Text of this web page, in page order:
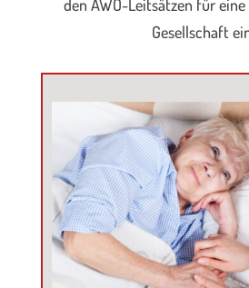
den AWO-Leitsätzen für
Gesellschaft